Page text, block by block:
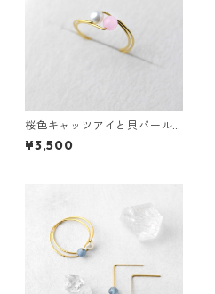
桜色キャッツアイと貝パール
の3waysリング サージカルス
テンレス 誕生日プレゼント 誕
¥3,500